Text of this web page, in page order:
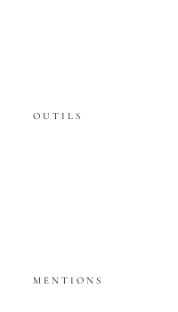
OUTILS
MENTIONS